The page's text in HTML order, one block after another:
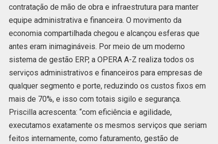
contratação de mão de obra e infraestrutura para manter
equipe administrativa e financeira. O movimento da
economia compartilhada chegou e alcançou esferas que
antes eram inimagináveis. Por meio de um moderno
sistema de gestão ERP, a OPERA A-Z realiza todos os
serviços administrativos e financeiros para empresas de
qualquer segmento e porte, reduzindo os custos fixos em
mais de 70%, e isso com totais sigilo e segurança.
Priscilla acrescenta: “com eficiência e agilidade,
executamos exatamente os mesmos serviços que seriam
feitos internamente, como faturamento, gestão de